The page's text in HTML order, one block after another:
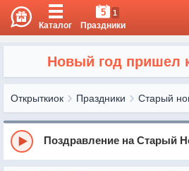
Каталог
5 1
Праздники
Новый год пришел
Открыткиок Праздники Старый
Поздравление на Старый